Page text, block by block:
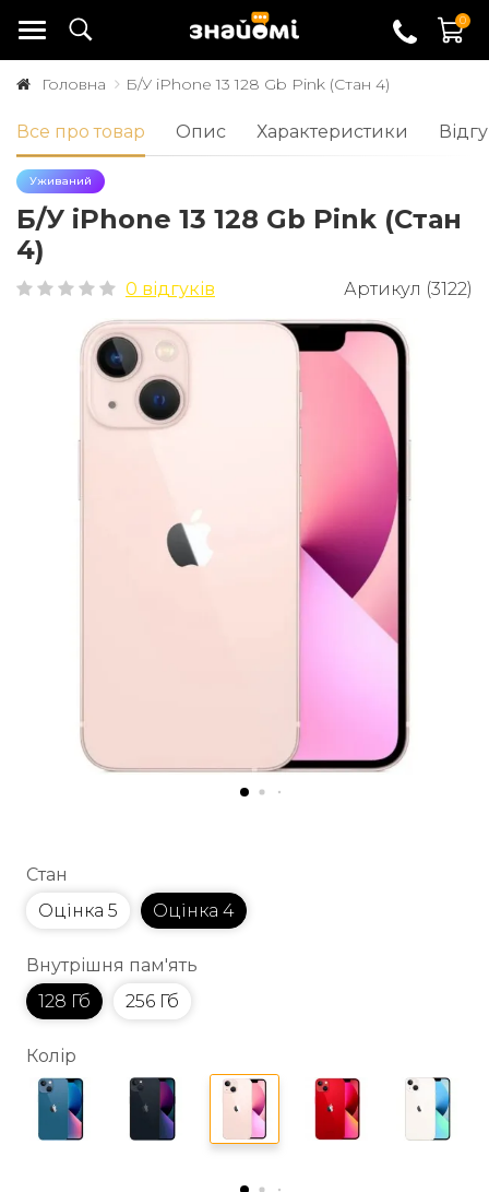
0
Головна Б/У iPhone 13 128 Gb Pink (Стан 4)
Все про товар Опис Характеристики
Уживаний
Б/У iPhone 13 128 Gb Pink (Стан
4)
0 відгуків Артикул (3122)
Стан
Оцінка 5
Оцінка 4
Внутрішня пам'ять
128 Гб
256 Гб
Колір